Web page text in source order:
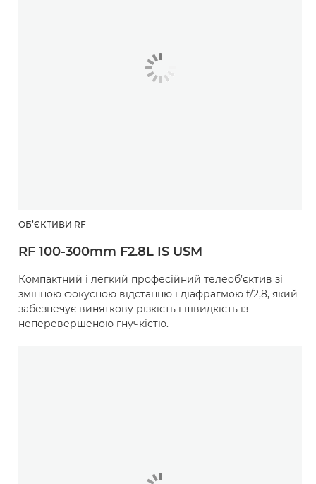
ОБ’ЄКТИВИ RF
RF 100-300mm F2.8L IS USM
Компактний і легкий професійний телеоб’єктив зі
змінною фокусною відстанню і діафрагмою f/2,8, який
забезпечує виняткову різкість і швидкість із
неперевершеною гнучкістю.